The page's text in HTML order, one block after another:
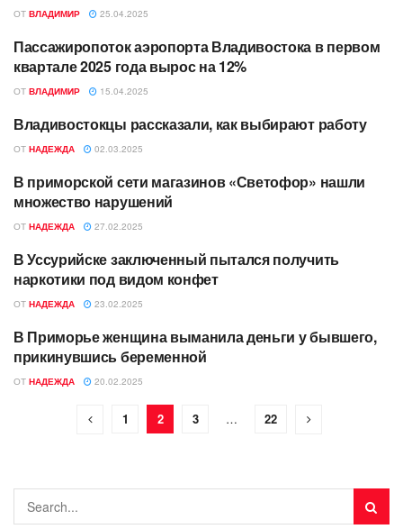
ОТ ВЛАДИМИР 25.04.2025
АВТОРСКОЕ
Пассажиропоток аэропорта Владивостока в первом
квартале 2025 года вырос на 12%
ОТ ВЛАДИМИР 15.04.2025
АВТОРСКОЕ
Владивостокцы рассказали, как выбирают работу
ОТ НАДЕЖДА 02.03.2025
АВТОРСКОЕ
В приморской сети магазинов «‎Светофор» нашли
множество нарушений
ОТ НАДЕЖДА 27.02.2025
АВТОРСКОЕ
В Уссурийске заключенный пытался получить
наркотики под видом конфет
ОТ НАДЕЖДА 23.02.2025
АВТОРСКОЕ
В Приморье женщина выманила деньги у бывшего,
прикинувшись беременной
ОТ НАДЕЖДА 20.02.2025
1 2 3 … 22